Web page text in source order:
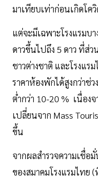
มาเทียบเท่าก่อนเกิดโค
แต่จะมีเฉพาะโรงแรมบ
ดาวขึ้นไปถึง 5 ดาว ที่ส่
ชาวต่างชาติ และโรงแร
ราคาห้องพักได้สูงกว่าช่
ต่ำกว่า 10-20 % เนื่อง
เปลี่ยนจาก Mass
ขึ้น
จากผลสำรวจความเชื่อ
ของสมาคมโรงแรมไทย